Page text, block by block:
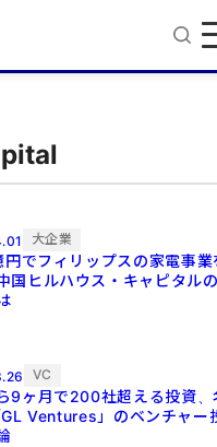
大企業
でフィリップスの家電事業
ヒルハウス・キャピタル
VC
9ヶ月で200社超える投資、
Ventures」のベンチャー